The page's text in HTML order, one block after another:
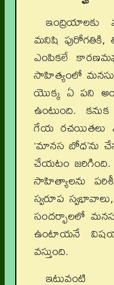
మనిషి పురోగతికి,
ఎంపికలే
సాహిత్యంలో
యొక్క ఏ పని
ఉంటుంది.
గేయ రచయితలు
‘మానస బోధ’ను
చేయటం జరిగింది.
సాహిత్యాలను
స్వరూప
సందర్భాలలో
ఉంటాయనే
వస్తుంది.